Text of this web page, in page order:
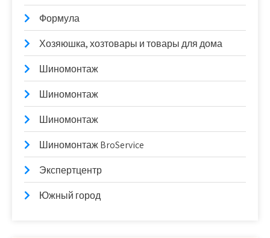
Формула
Хозяюшка, хозтовары и товары для дома
Шиномонтаж
Шиномонтаж
Шиномонтаж
Шиномонтаж BroService
Экспертцентр
Южный город